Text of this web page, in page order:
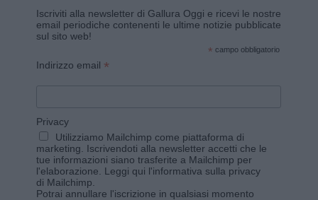
Iscriviti alla newsletter di Gallura Oggi e ricevi le nostre
email periodiche contenenti le ultime notizie pubblicate
sul sito web!
* campo obbligatorio
Indirizzo email *
Privacy
Utilizziamo Mailchimp come piattaforma di
marketing. Iscrivendoti alla newsletter accetti che le
tue informazioni siano trasferite a Mailchimp per
l'elaborazione. Leggi qui l'informativa sulla privacy
di Mailchimp
Potrai annullare l'iscrizione in qualsiasi momento